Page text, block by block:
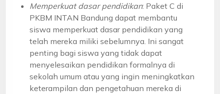
Memperkuat dasar pendidikan: Paket C di
PKBM INTAN Bandung dapat membantu
siswa memperkuat dasar pendidikan yang
telah mereka miliki sebelumnya. Ini sangat
penting bagi siswa yang tidak dapat
menyelesaikan pendidikan formalnya di
sekolah umum atau yang ingin meningkatkan
keterampilan dan pengetahuan mereka di